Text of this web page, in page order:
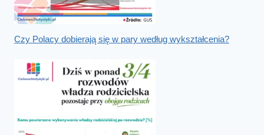
Czy Polacy dobierają się w pary według wykształcenia?